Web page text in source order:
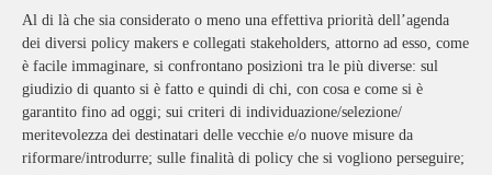
Al di là che sia considerato o meno una effettiva priorità dell’agenda
dei diversi policy makers e collegati stakeholders, attorno ad esso, come
è facile immaginare, si confrontano posizioni tra le più diverse: sul
giudizio di quanto si è fatto e quindi di chi, con cosa e come si è
garantito fino ad oggi; sui criteri di individuazione/selezione/
meritevolezza dei destinatari delle vecchie e/o nuove misure da
riformare/introdurre; sulle finalità di policy che si vogliono perseguire;